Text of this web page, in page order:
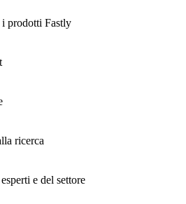
prodotti Fastly
ricerca
e del settore